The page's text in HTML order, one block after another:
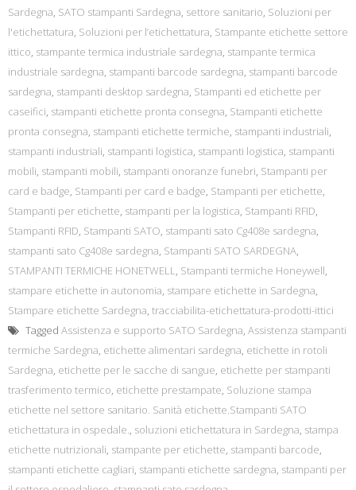
Sardegna, SATO stampanti Sardegna, settore sanitario, Soluzioni per
l'etichettatura, Soluzioni per l’etichettatura, Stampante etichette settore
ittico, stampante termica industriale sardegna, stampante termica
industriale sardegna, stampanti barcode sardegna, stampanti barcode
sardegna, stampanti desktop sardegna, Stampanti ed etichette per
caseifici, stampanti etichette pronta consegna, Stampanti etichette
pronta consegna, stampanti etichette termiche, stampanti industriali,
stampanti industriali, stampanti logistica, stampanti logistica, stampanti
mobili, stampanti mobili, stampanti onoranze funebri, Stampanti per
card e badge, Stampanti per card e badge, Stampanti per etichette,
Stampanti per etichette, stampanti per la logistica, Stampanti RFID,
Stampanti RFID, Stampanti SATO, stampanti sato Cg408e sardegna,
stampanti sato Cg408e sardegna, Stampanti SATO SARDEGNA,
STAMPANTI TERMICHE HONETWELL, Stampanti termiche Honeywell,
stampare etichette in autonomia, stampare etichette in Sardegna,
Stampare etichette Sardegna, tracciabilita-etichettatura-prodotti-ittici
Tagged Assistenza e supporto SATO Sardegna, Assistenza stampanti
termiche Sardegna, etichette alimentari sardegna, etichette in rotoli
Sardegna, etichette per le sacche di sangue, etichette per stampanti
trasferimento termico, etichette prestampate, Soluzione stampa
etichette nel settore sanitario. Sanità etichette.Stampanti SATO
etichettatura in ospedale., soluzioni etichettatura in Sardegna, stampa
etichette nutrizionali, stampante per etichette, stampanti barcode,
stampanti etichette cagliari, stampanti etichette sardegna, stampanti per